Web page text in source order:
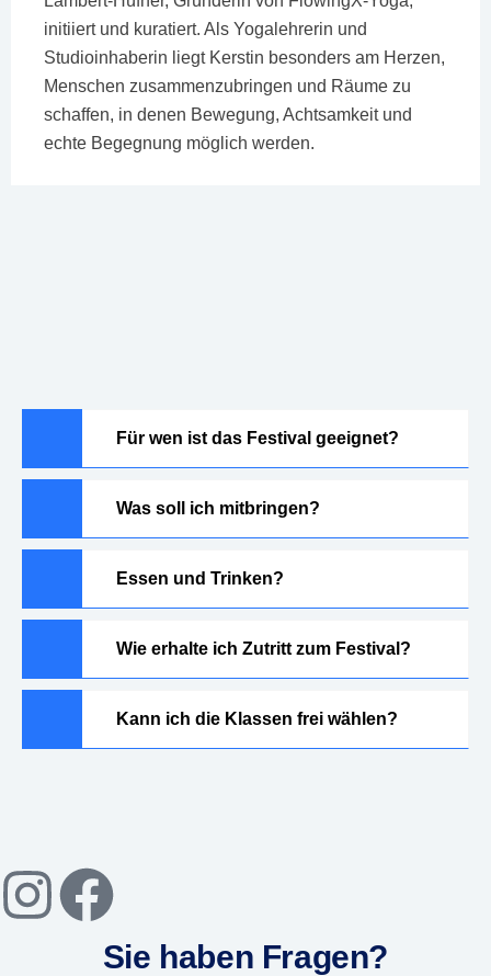
initiiert und kuratiert. Als Yogalehrerin und
Studioinhaberin liegt Kerstin besonders am Herzen,
Menschen zusammenzubringen und Räume zu
schaffen, in denen Bewegung, Achtsamkeit und
echte Begegnung möglich werden.
Für wen ist das Festival geeignet?
Was soll ich mitbringen?
Essen und Trinken?
Wie erhalte ich Zutritt zum Festival?
Kann ich die Klassen frei wählen?
Sie haben Fragen?